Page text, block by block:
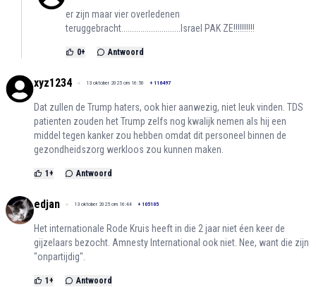
er zijn maar vier overledenen
teruggebracht............................Israel PAK ZE!!!!!!!!!!
0+ Antwoord
xyz1234 13 oktober 2025 om 16:50 + 116497
Dat zullen de Trump haters, ook hier aanwezig, niet leuk vinden. TDS
patienten zouden het Trump zelfs nog kwalijk nemen als hij een
middel tegen kanker zou hebben omdat dit personeel binnen de
gezondheidszorg werkloos zou kunnen maken.
1 + Antwoord
edjan 13 oktober 2025 om 16:44 + 105105
Het internationale Rode Kruis heeft in die 2 jaar niet éen keer de
gijzelaars bezocht. Amnesty International ook niet. Nee, want die zijn
"onpartijdig".
1 + Antwoord